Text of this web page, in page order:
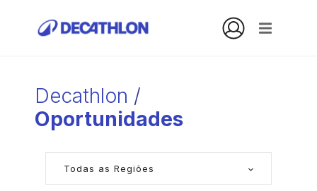
Decathlon /
Oportunidades